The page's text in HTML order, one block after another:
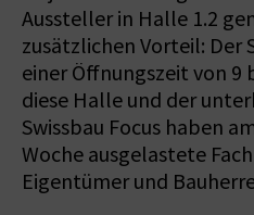
Aussteller in Halle 1.2
zusätzlichen Vorteil:
einer Öffnungszeit von 9
diese Halle und der
Swissbau Focus haben
Woche ausgelastete
Eigentümer und